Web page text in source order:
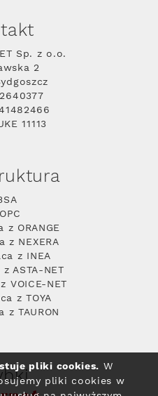
Sp. z o.o.
2
11113
z ORANGE
z NEXERA
z INEA
ASTA-NET
VOICE-NET
z TOYA
z TAURON
pliki cookies. W
pliki cookies w